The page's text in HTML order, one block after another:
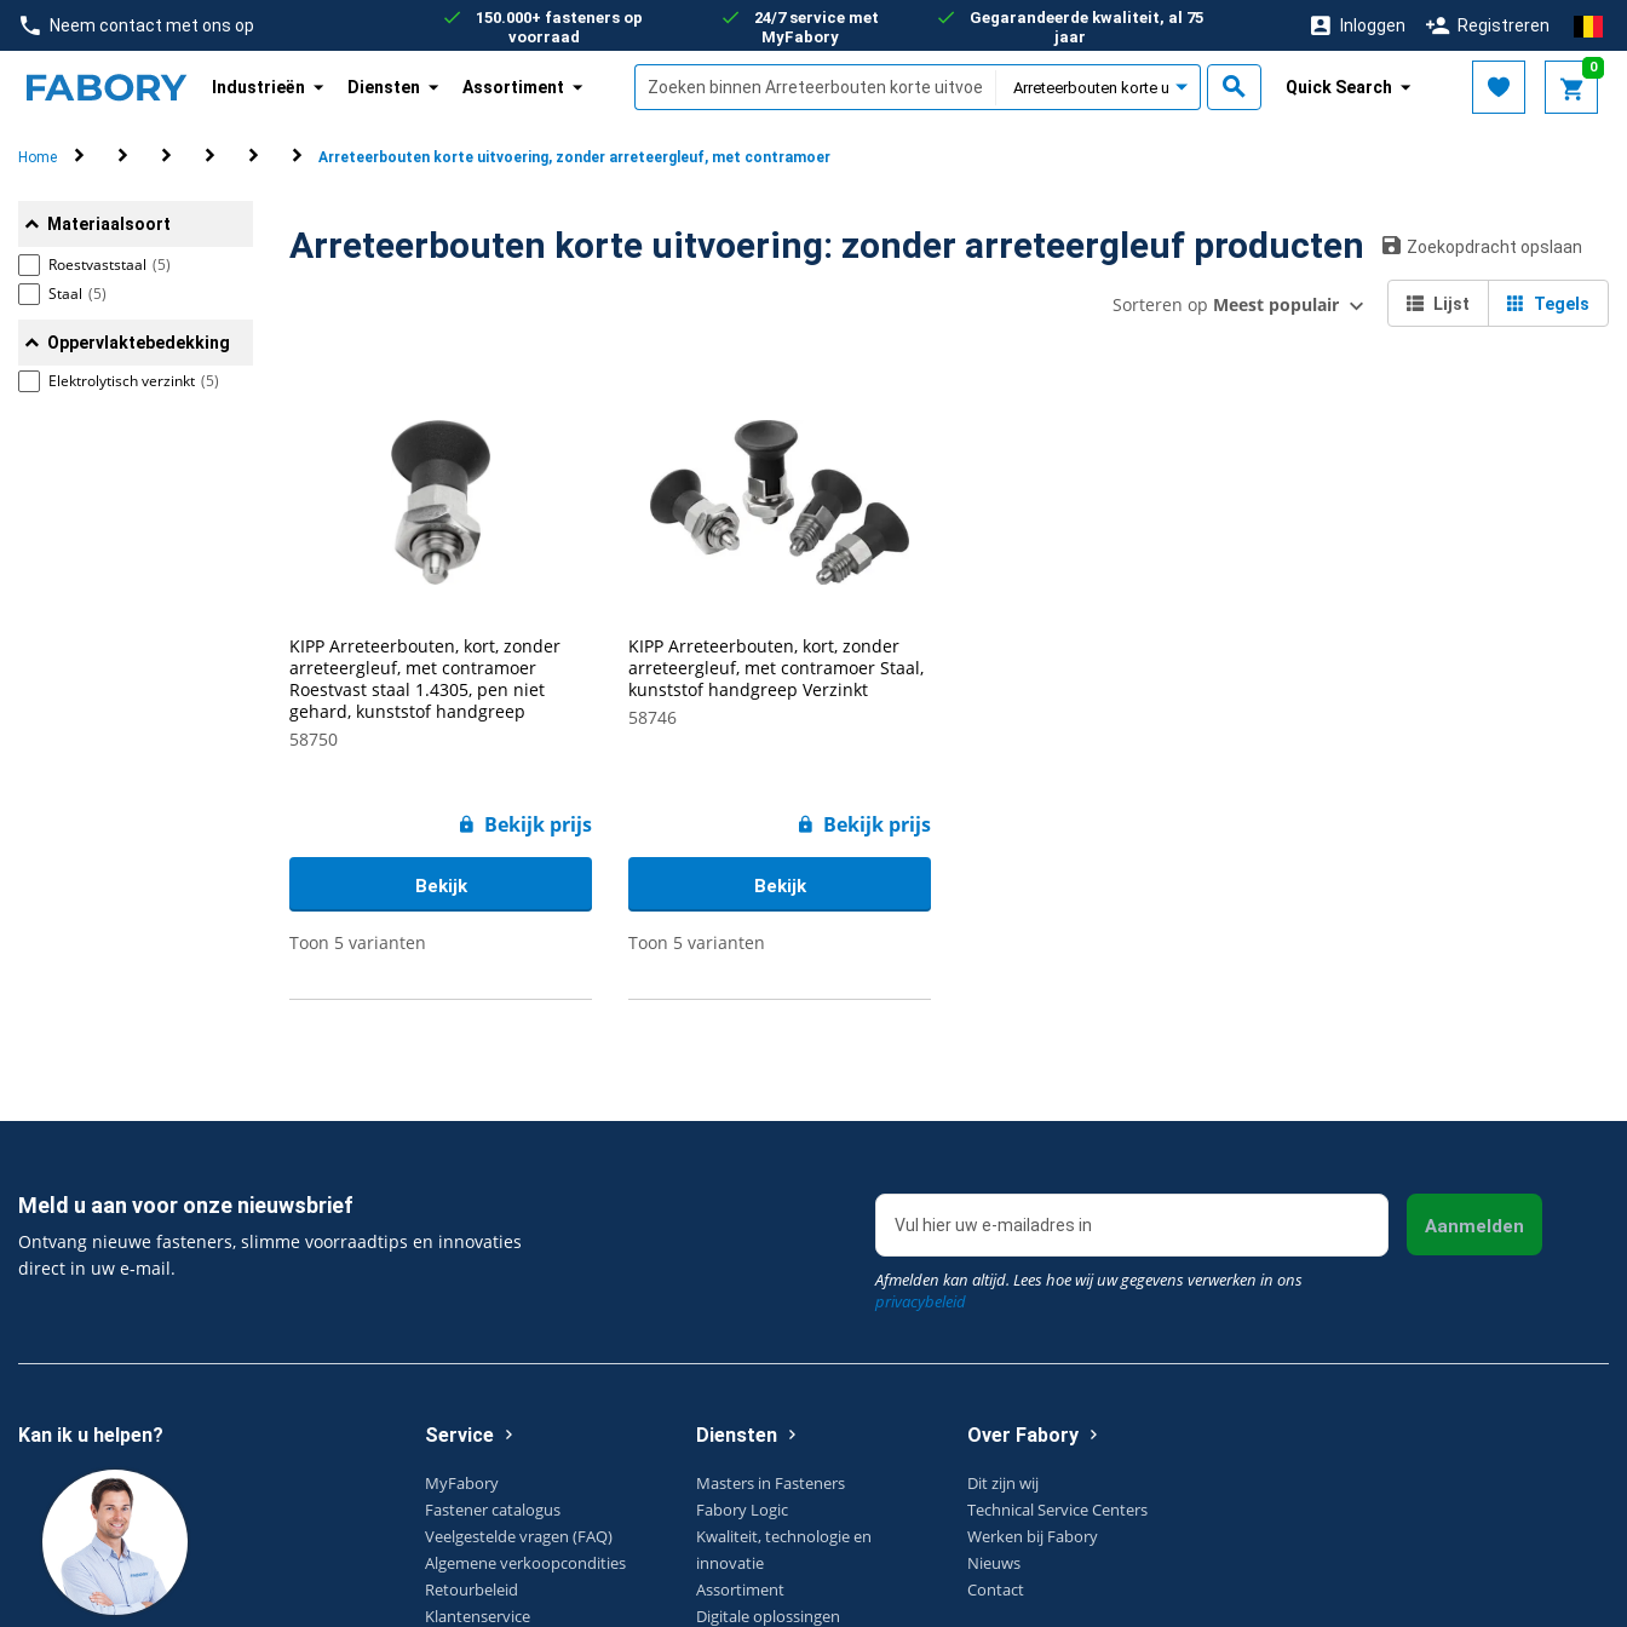
text.skipToContent
text.skipToNavigation
Neem contact met ons op
150.000+ fasteners op
voorraad
24/7 service met
MyFabory
Gegarandeerde kwaliteit, al 75
jaar
Inloggen Registreren
Industrieën Diensten Assortiment
0
Quick Search
Home Bevestigingsartikelen
Machine onderdelen
Verende drukstukken, arreteerbouten, vergrendelelementen
ArreteerboutenArreteerbouten, korte uitvoering
Arreteerbouten korte uitvoering, zonder arreteergleuf, met contramoer
Materiaalsoort
Roestvaststaal (5)
Staal (5)
Oppervlaktebedekking
Elektrolytisch verzinkt (5)
Arreteerbouten korte uitvoering: zonder arreteergleuf producten Zoekopdracht opslaan
Tegels
Lijst
Sorteren op Meest populair
KIPP Arreteerbouten, kort, zonder
arreteergleuf, met contramoer
Roestvast staal 1.4305, pen niet
gehard, kunststof handgreep
58750
Bekijk prijs
Bekijk
Toon 5 varianten
KIPP Arreteerbouten, kort, zonder
arreteergleuf, met contramoer Staal,
kunststof handgreep Verzinkt
58746
Bekijk prijs
Bekijk
Toon 5 varianten
Meld u aan voor onze nieuwsbrief
Ontvang nieuwe fasteners, slimme voorraadtips en innovaties
direct in uw e‑mail.
Afmelden kan altijd. Lees hoe wij uw gegevens verwerken in ons
privacybeleid
Aanmelden
Kan ik u helpen? Service
MyFabory
Fastener catalogus
Veelgestelde vragen (FAQ)
Algemene verkoopcondities
Retourbeleid
Klantenservice
Diensten
Masters in Fasteners
Fabory Logic
Kwaliteit, technologie en
innovatie
Assortiment
Digitale oplossingen
Over Fabory
Dit zijn wij
Technical Service Centers
Werken bij Fabory
Nieuws
Contact